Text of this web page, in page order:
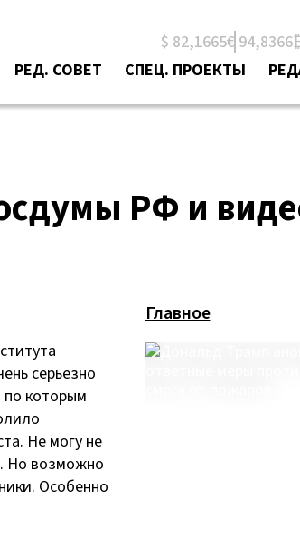
$ 82,1665€ 94,8366
СПЕЦ. ПРОЕКТЫ
РЕД. СОВЕТ
РФ и
серьезно
по которым
Не могу не
Но возможно
Особенно
Главное